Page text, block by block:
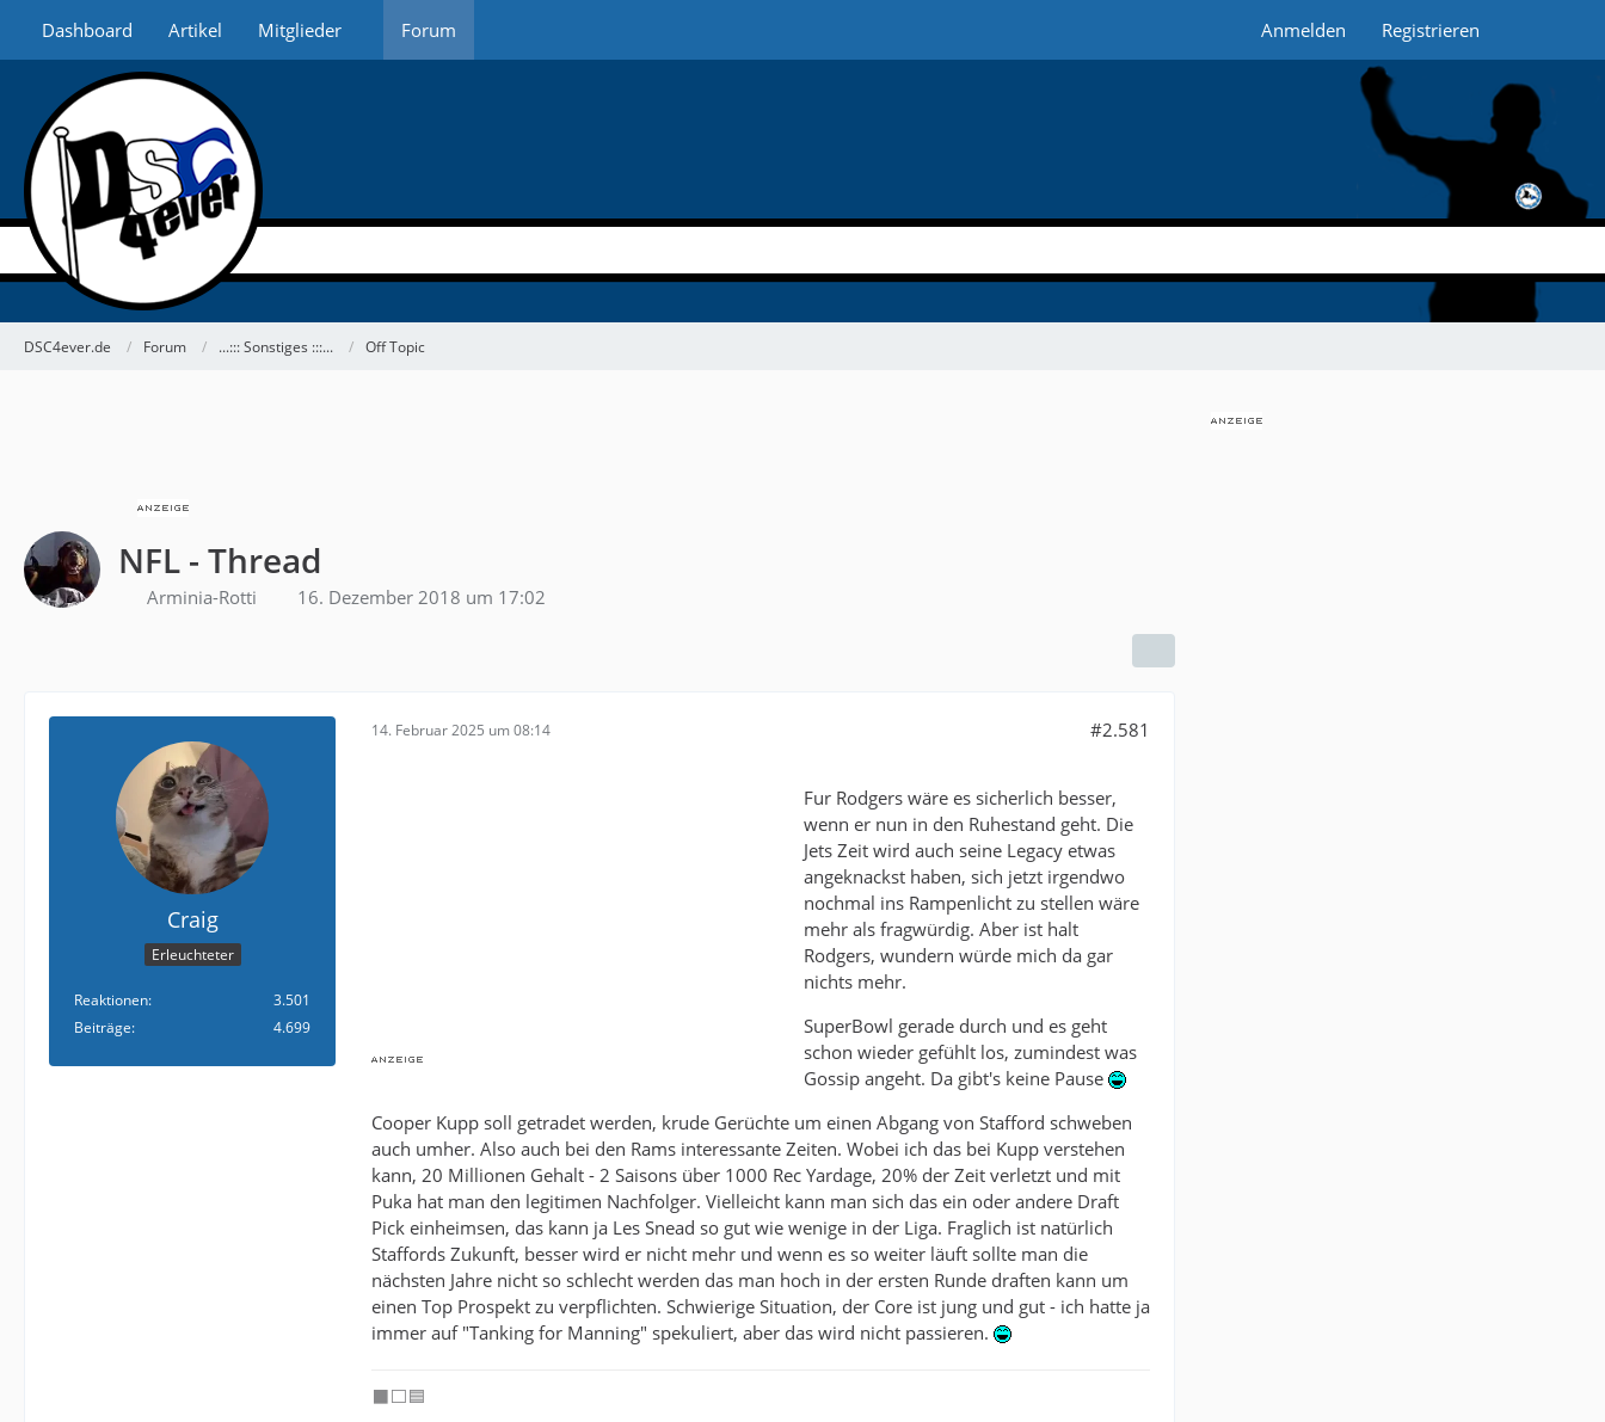
Dashboard Artikel Mitglieder Forum Anmelden Registrieren
DSC4ever.de Forum ...::: Sonstiges :::... Off Topic
NFL - Thread
Arminia-Rotti 16. Dezember 2018 um 17:02
Craig
Erleuchteter
Reaktionen
3.501
Beiträge
4.699
14. Februar 2025 um 08:14 #2.581
Fur Rodgers wäre es sicherlich besser,
wenn er nun in den Ruhestand geht. Die
Jets Zeit wird auch seine Legacy etwas
angeknackst haben, sich jetzt irgendwo
nochmal ins Rampenlicht zu stellen wäre
mehr als fragwürdig. Aber ist halt
Rodgers, wundern würde mich da gar
nichts mehr.
SuperBowl gerade durch und es geht
schon wieder gefühlt los, zumindest was
Gossip angeht. Da gibt's keine Pause
Cooper Kupp soll getradet werden, krude Gerüchte um einen Abgang von Stafford schweben
auch umher. Also auch bei den Rams interessante Zeiten. Wobei ich das bei Kupp verstehen
kann, 20 Millionen Gehalt - 2 Saisons über 1000 Rec Yardage, 20% der Zeit verletzt und mit
Puka hat man den legitimen Nachfolger. Vielleicht kann man sich das ein oder andere Draft
Pick einheimsen, das kann ja Les Snead so gut wie wenige in der Liga. Fraglich ist natürlich
Staffords Zukunft, besser wird er nicht mehr und wenn es so weiter läuft sollte man die
nächsten Jahre nicht so schlecht werden das man hoch in der ersten Runde draften kann um
einen Top Prospekt zu verpflichten. Schwierige Situation, der Core ist jung und gut - ich hatte ja
immer auf "Tanking for Manning" spekuliert, aber das wird nicht passieren.
⬛️⬜️🟦